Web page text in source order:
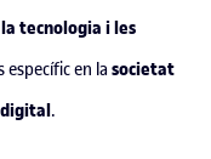
tecnologia i les
en la societat
.